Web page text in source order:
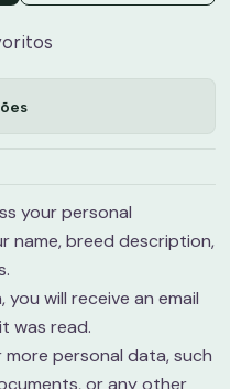
your personal
name, breed description,
will receive an email
was read.
personal data, such
or any other